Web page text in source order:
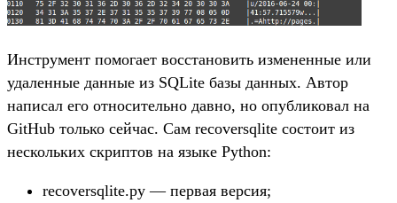
Инструмент помогает восстановить измененные или
удаленные данные из SQLite базы данных. Автор
написал его относительно давно, но опубликовал на
GitHub только сейчас. Сам recoversqlite состоит из
нескольких скриптов на языке Python:
recoversqlite.py — первая версия;